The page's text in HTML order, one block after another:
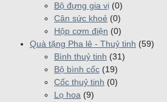
Bộ đựng gia vị (0)
Cân sức khoẻ (0)
Hộp cơm điện (0)
Quà tặng Pha lê - Thuỷ tinh (59)
Bình thuỷ tinh (31)
Bộ bình cốc (19)
Cốc thuỷ tinh (0)
Lọ hoa (9)